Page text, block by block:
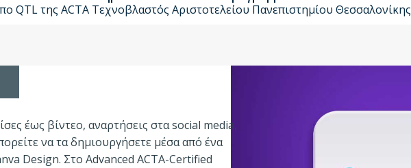
QTL της ACTA Τεχνοβλαστός Αριστοτελείου Πανεπιστημίου Θεσσαλονίκης
έως βίντεο, αναρτήσεις στα social media,
να τα δημιουργήσετε μέσα από ένα
Design. Στο Advanced ACTA-Certified